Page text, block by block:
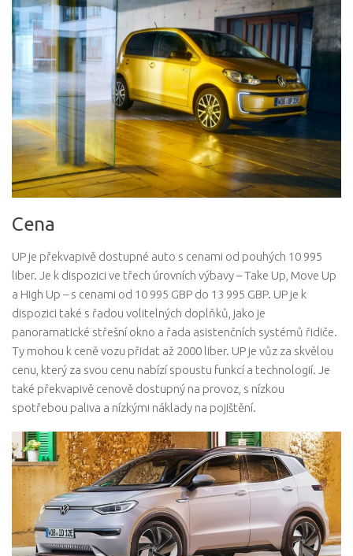
Cena
UP je překvapivě dostupné auto s cenami od pouhých 10 995
liber. Je k dispozici ve třech úrovních výbavy – Take Up, Move Up
a High Up – s cenami od 10 995 GBP do 13 995 GBP. UP je k
dispozici také s řadou volitelných doplňků, jako je
panoramatické střešní okno a řada asistenčních systémů řidiče.
Ty mohou k ceně vozu přidat až 2000 liber. UP je vůz za skvělou
cenu, který za svou cenu nabízí spoustu funkcí a technologií. Je
také překvapivě cenově dostupný na provoz, s nízkou
spotřebou paliva a nízkými náklady na pojištění.